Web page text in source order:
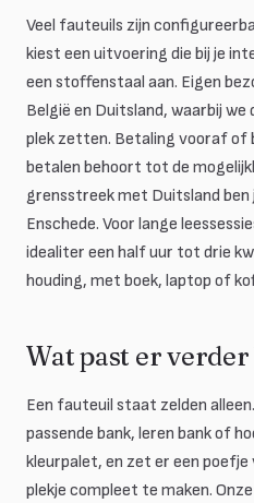
Veel fauteuils zijn
kiest een uitvoering die bij je
een stoffenstaal aan. Eigen
België en Duitsland, waarbij
plek zetten. Betaling vooraf of
betalen behoort tot de
grensstreek met Duitsland ben
Enschede. Voor lange
idealiter een half uur tot drie
houding, met boek, laptop of
Wat past er
Een fauteuil staat zelden
passende bank, leren bank of
kleurpalet, en zet er een
plekje compleet te maken.